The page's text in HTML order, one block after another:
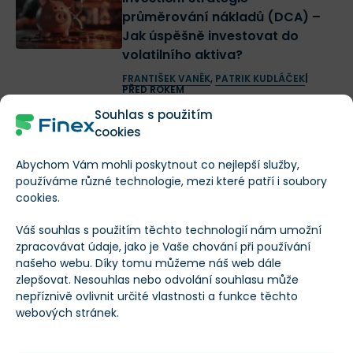
Souhlas s použitím
cookies
Abychom Vám mohli poskytnout co nejlepší služby,
používáme různé technologie, mezi které patří i soubory
cookies.
Váš souhlas s použitím těchto technologií nám umožní
zpracovávat údaje, jako je Vaše chování při používání
našeho webu. Díky tomu můžeme náš web dále
zlepšovat. Nesouhlas nebo odvolání souhlasu může
nepříznivě ovlivnit určité vlastnosti a funkce těchto
webových stránek.
průměrování nákladů (DCA) –
Jak úspěšně investovat do
volatilního aktiva?
FRANTIŠEK VANĚK, PATRIK KUDLÁČEK|
PŘED ROKEM
Nejdůležitější milníky, události a
70. let – co si vzít za ponaučení z
historie?
10 “blue chip” dividendových
akcií, které přestály krizi a
nakupují je hedgeové fondy.
Které to jsou?